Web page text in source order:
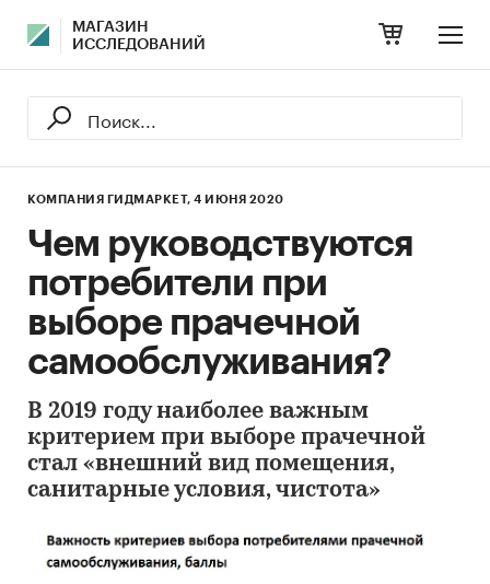
МАГАЗИН
ИССЛЕДОВАНИЙ
КОМПАНИЯ ГИДМАРКЕТ, 4 ИЮНЯ 2020
Чем руководствуются
потребители при
выборе прачечной
самообслуживания?
В 2019 году наиболее важным
критерием при выборе прачечной
стал «внешний вид помещения,
санитарные условия, чистота»